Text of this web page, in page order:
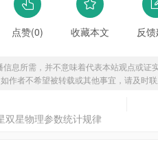
点赞(0) 收藏本文 反
息所需，并不意味着代表本站观点或
作者不希望被转载或其他事宜，请及时联
双星物理参数统计规律